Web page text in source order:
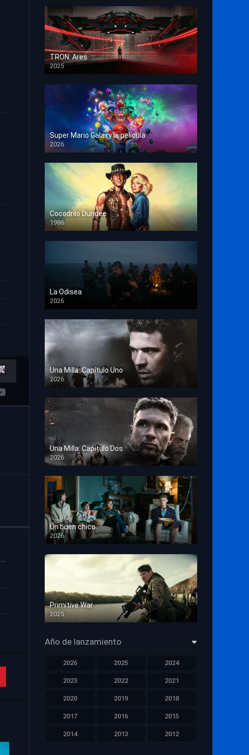
TRON: Ares
2025
HD 1080p
Super Mario Galaxy la película
2026
HD 1080p
Cocodrilo Dundee
1986
HD 1080p
La Odisea
2026
TS Screener
Una Milla: Capítulo Uno
2026
HD 1080p
Una Milla: Capítulo Dos
2026
HD 1080p
Un buen chico
2026
HD 1080p
Primitive War
2025
HD 1080p
Año de lanzamiento
2026 2025 2024
2023 2022 2021
2020 2019 2018
2017 2016 2015
2014 2013 2012